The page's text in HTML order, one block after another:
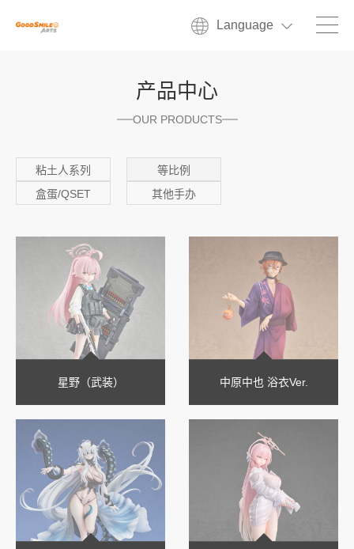
Language
产品中心
OUR PRODUCTS
粘土人系列
等比例
盒蛋/QSET
其他手办
星野（武装） 中原中也 浴衣Ver.